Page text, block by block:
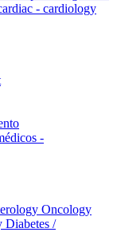
- cardiology
-
Oncology
Diabetes /